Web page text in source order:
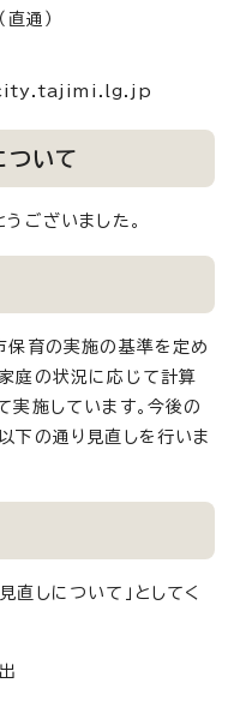
通）
ついて
ございました。
保育の実施の基準を定め
庭の状況に応じて計算
実施しています。今後の
下の通り見直しを行いま
直しについて」としてく